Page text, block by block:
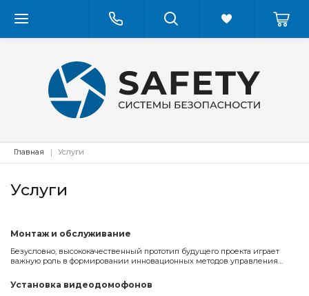
Главная Услуги
Услуги
Монтаж и обслуживание
Безусловно, высококачественный прототип будущего проекта играет
важную роль в формировании инновационных методов управления
Установка видеодомофонов